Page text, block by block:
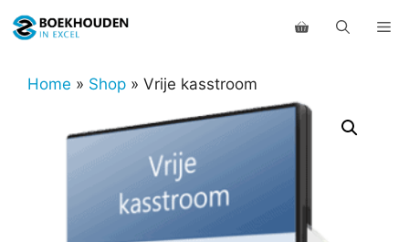
naar
inhoudHome » Shop » Vrije kasstroom